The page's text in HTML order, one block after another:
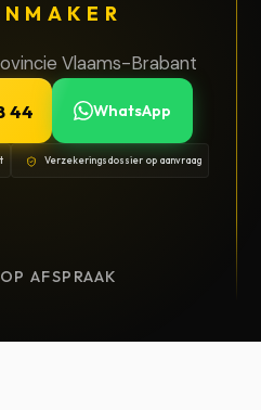
Vlaams-Brabant
44 WhatsApp
Verzekeringsdossier op aanvraag
OP AFSPRAAK